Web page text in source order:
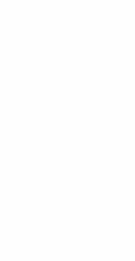
e frutti rossi
e piccoli frutti.
i fiori da